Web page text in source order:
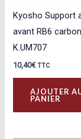
Kyosho Support
avant RB6
K.UM707
10,40€ TTC
AJOUTER
PANIER